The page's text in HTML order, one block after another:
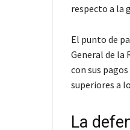
respecto a la
El punto de
General de la
con sus
superiores a
La